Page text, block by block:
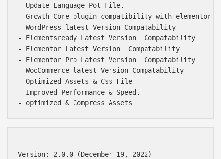
- Update Language Pot File.
- Growth Core plugin compatibility with elementor
- WordPress latest Version Compatability
- Elementsready Latest Version  Compatability
- Elementor Latest Version  Compatability
- Elementor Pro Latest Version  Compatability
- WooCommerce latest Version Compatability
- Optimized Assets & Css File
- Improved Performance & Speed.
--------------------------------
Version: 2.0.0 (December 19, 2022)